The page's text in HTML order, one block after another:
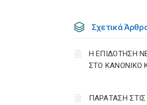
Σχετικά
Η ΕΠΙΔΟΤΗΣΗ
ΣΤΟ ΚΑΝΟΝΙΚΟ
ΠΑΡΑΤΑΣΗ ΣΤΙΣ